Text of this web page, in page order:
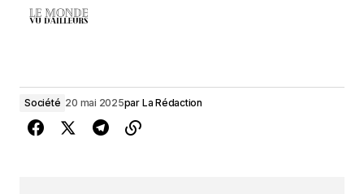
Société 20 mai 2025par La Rédaction